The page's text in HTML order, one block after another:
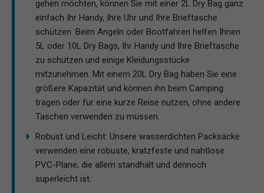
gehen möchten, können Sie mit einer 2L Dry Bag ganz
einfach Ihr Handy, Ihre Uhr und Ihre Brieftasche
schützen. Beim Angeln oder Bootfahren helfen Ihnen
5L oder 10L Dry Bags, Ihr Handy und Ihre Brieftasche
zu schützen und einige Kleidungsstücke
mitzunehmen. Mit einem 20L Dry Bag haben Sie eine
größere Kapazität und können ihn beim Camping
tragen oder für eine kurze Reise nutzen, ohne andere
Taschen verwenden zu müssen.
Robust und Leicht: Unsere wasserdichten Packsäcke
verwenden eine robuste, kratzfeste und nahtlose
PVC-Plane, die allem standhält und dennoch
superleicht ist.